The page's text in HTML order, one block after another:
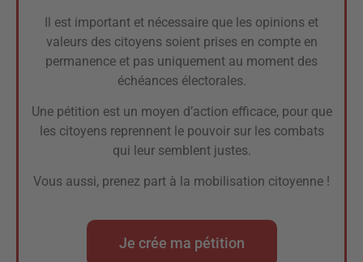
Il est important et nécessaire que les opinions et
valeurs des citoyens soient prises en compte en
permanence et pas uniquement au moment des
échéances électorales.
Une pétition est un moyen d’action efficace, pour que
les citoyens reprennent le pouvoir sur les combats
qui leur semblent justes.
Vous aussi, prenez part à la mobilisation citoyenne !
Je crée ma pétition